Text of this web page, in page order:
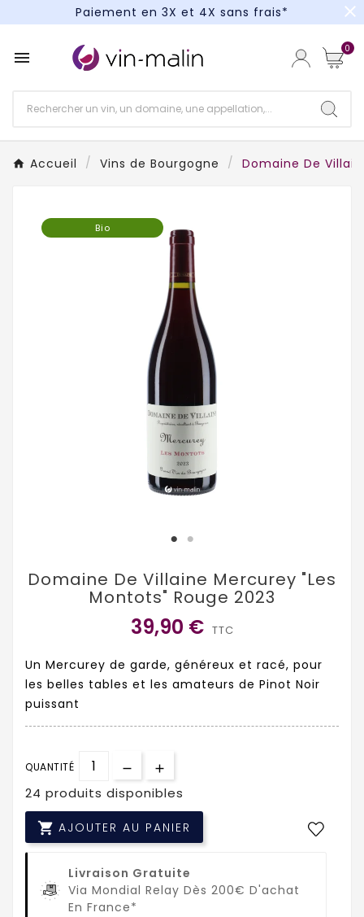
Paiement en 3X et 4X sans frais*
Paiement en 3X et 4X sans frais*
close
 0
Accueil Vins de Bourgogne Domaine De
Bio
Domaine De Villaine Mercurey "Les
Montots" Rouge 2023
39,90 € TTC
Un Mercurey de garde, généreux et racé, pour
les belles tables et les amateurs de Pinot Noir
puissant
QUANTITÉ
24 produits disponibles
 AJOUTER AU PANIER
Livraison Gratuite
Via Mondial Relay Dès 200€ D'achat
En France*